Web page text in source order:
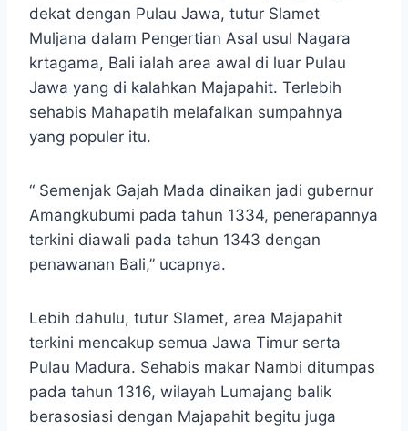
dekat dengan Pulau Jawa, tutur Slamet
Muljana dalam Pengertian Asal usul Nagara
krtagama, Bali ialah area awal di luar Pulau
Jawa yang di kalahkan Majapahit. Terlebih
sehabis Mahapatih melafalkan sumpahnya
yang populer itu.
“ Semenjak Gajah Mada dinaikan jadi gubernur
Amangkubumi pada tahun 1334, penerapannya
terkini diawali pada tahun 1343 dengan
penawanan Bali,” ucapnya.
Lebih dahulu, tutur Slamet, area Majapahit
terkini mencakup semua Jawa Timur serta
Pulau Madura. Sehabis makar Nambi ditumpas
pada tahun 1316, wilayah Lumajang balik
berasosiasi dengan Majapahit begitu juga